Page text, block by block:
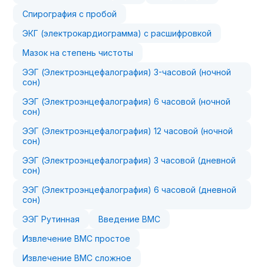
Спирография с пробой
ЭКГ (электрокардиограмма) с расшифровкой
Мазок на степень чистоты
ЭЭГ (Электроэнцефалография) 3-часовой (ночной
сон)
ЭЭГ (Электроэнцефалография) 6 часовой (ночной
сон)
ЭЭГ (Электроэнцефалография) 12 часовой (ночной
сон)
ЭЭГ (Электроэнцефалография) 3 часовой (дневной
сон)
ЭЭГ (Электроэнцефалография) 6 часовой (дневной
сон)
ЭЭГ Рутинная
Введение ВМС
Извлечение ВМС простое
Извлечение ВМС сложное